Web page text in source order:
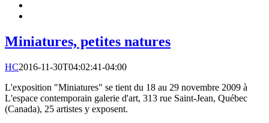
Miniatures, petites natures
HC2016-11-30T04:02:41-04:00
L'exposition "Miniatures" se tient du 18 au 29 novembre 2009 à
L'espace contemporain galerie d'art, 313 rue Saint-Jean, Québec
(Canada), 25 artistes y exposent.